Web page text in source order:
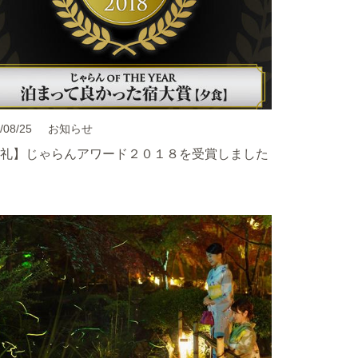
08/25 お知らせ
】じゃらんアワード２０１８を受賞しました